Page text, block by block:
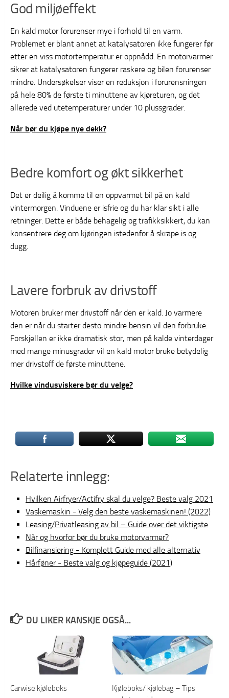
God miljøeffekt
En kald motor forurenser mye i forhold til en varm.
Problemet er blant annet at katalysatoren ikke fungerer før
etter en viss motortemperatur er oppnådd. En motorvarmer
sikrer at katalysatoren fungerer raskere og bilen forurenser
mindre. Undersøkelser viser en reduksjon i forurensningen
på hele 80% de første ti minuttene av kjøreturen, og det
allerede ved utetemperaturer under 10 plussgrader.
Når bør du kjøpe nye dekk?
Bedre komfort og økt sikkerhet
Det er deilig å komme til en oppvarmet bil på en kald
vintermorgen. Vinduene er isfrie og du har klar sikt i alle
retninger. Dette er både behagelig og trafikksikkert, du kan
konsentrere deg om kjøringen istedenfor å skrape is og
dugg.
Lavere forbruk av drivstoff
Motoren bruker mer drivstoff når den er kald. Jo varmere
den er når du starter desto mindre bensin vil den forbruke.
Forskjellen er ikke dramatisk stor, men på kalde vinterdager
med mange minusgrader vil en kald motor bruke betydelig
mer drivstoff de første minuttene.
Hvilke vindusviskere bør du velge?
Relaterte innlegg:
Hvilken Airfryer/Actifry skal du velge? Beste valg 2021
Vaskemaskin - Velg den beste vaskemaskinen! (2022)
Leasing/Privatleasing av bil – Guide over det viktigste
Når og hvorfor bør du bruke motorvarmer?
Bilfinansiering - Komplett Guide med alle alternativ
Hårføner - Beste valg og kjøpeguide (2021)
DU LIKER KANSKJE OGSÅ...
Carwise kjøleboks
Kjøleboks/ kjølebag – Tips